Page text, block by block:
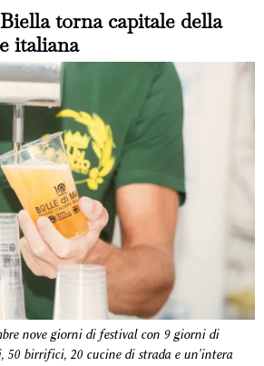
torna capitale della
italiana
nove giorni di festival con 9 giorni di
50 birrifici, 20 cucine di strada e un'intera